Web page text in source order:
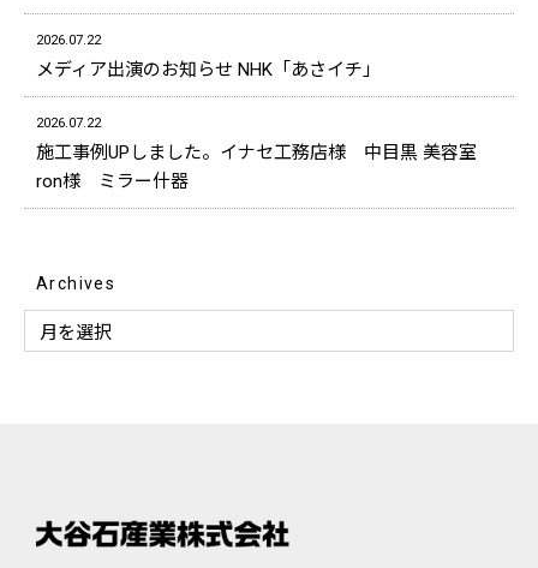
2026.07.22
メディア出演のお知らせ NHK「あさイチ」
2026.07.22
施工事例UPしました。イナセ工務店様 中目黒 美容室
ron様 ミラー什器
Archives